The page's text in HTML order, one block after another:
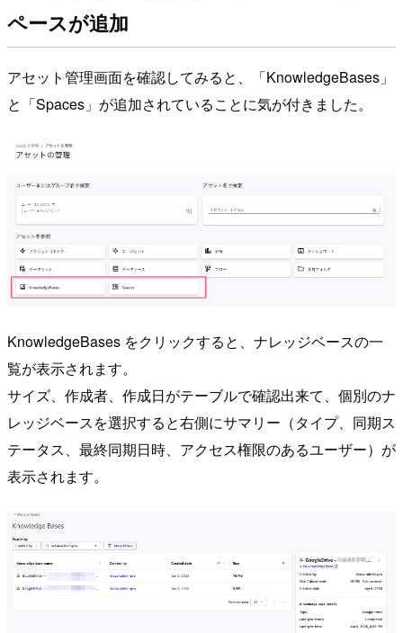
ペースが追加
アセット管理画面を確認してみると、「KnowledgeBases」
と「Spaces」が追加されていることに気が付きました。
KnowledgeBases をクリックすると、ナレッジベースの一
覧が表示されます。
サイズ、作成者、作成日がテーブルで確認出来て、個別のナ
レッジベースを選択すると右側にサマリー（タイプ、同期ス
テータス、最終同期日時、アクセス権限のあるユーザー）が
表示されます。